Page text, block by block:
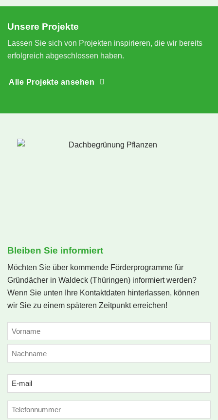
Unsere Projekte
Lassen Sie sich von Projekten inspirieren, die wir bereits
erfolgreich abgeschlossen haben.
Alle Projekte ansehen
Bleiben Sie informiert
Möchten Sie über kommende Förderprogramme für
Gründächer in Waldeck (Thüringen) informiert werden?
Wenn Sie unten Ihre Kontaktdaten hinterlassen, können
wir Sie zu einem späteren Zeitpunkt erreichen!
NAME
(ERFORDERLICH)
Email
(erforderlich)
Phone